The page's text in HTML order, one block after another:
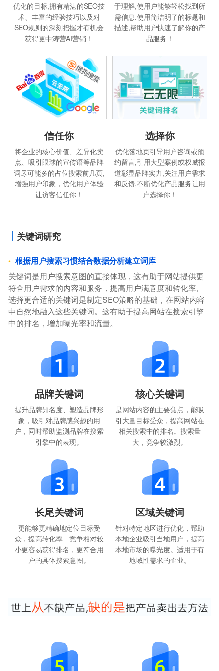
优化的目标,拥有精湛的SEO技
术、丰富的经验技巧以及对
SEO规则的深刻把握才有机会
获得更中涛营AI营销！
于理解,使用户能够轻松找到所
需信息.使用简洁明了的标题和
描述,帮助用户快速了解你的产
品服务！
信任你
将企业的核心价值、差异化卖
点、吸引眼球的宣传语等品牌
词尽可能多的占位搜索前几页,
增强用户印象，优化用户体验
让访客信任你！
选择你
优化落地页引导用户咨询或预
约留言,引用大型案例或权威报
道彰显品牌实力,关注用户需求
和反馈,不断优化产品服务让用
户选择你！
关键词研究
根据用户搜索习惯结合数据分析建立词库
关键词是用户搜索意图的直接体现，这有助于网站提供更
符合用户需求的内容和服务，提高用户满意度和转化率。
选择更合适的关键词是制定SEO策略的基础，在网站内容
中自然地融入这些关键词。这有助于提高网站在搜索引擎
中的排名，增加曝光率和流量。
品牌关键词
提升品牌知名度、塑造品牌形
象，吸引对品牌感兴趣的用
户，同时帮助监测品牌在搜索
引擎中的表现。
核心关键词
是网站内容的主要焦点，能吸
引大量目标受众，提高网站在
相关搜索中的排名。搜索量
大，竞争较激烈。
长尾关键词
更能够更精确地定位目标受
众，提高转化率，竞争相对较
小更容易获得排名，更符合用
户的具体搜索意图。
区域关键词
针对特定地区进行优化，帮助
本地企业吸引当地用户，提高
本地市场的曝光度。适用于有
地域性需求的企业。